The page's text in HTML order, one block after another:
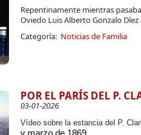
Repentinamente mientras
Oviedo Luis Alberto Gonzalo
Categoría: Noticias de Familia
POR EL PARÍS DEL P.
03-01-2026
Vídeo sobre la estancia del P.
y marzo de 1869.